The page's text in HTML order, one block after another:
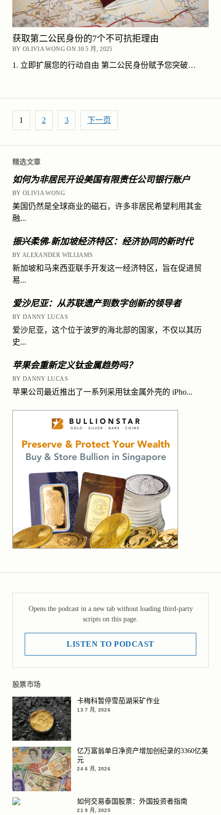
精选文章
如何为非居民开设美国有限责任公司银行账户
BY OLIVIA WONG
美国仍然是全球商业的磁石，许多非居民希望利用其金
融...
振兴柔佛-新加坡经济特区：经济协同的新时代
BY ALEXANDER WILLIAMS
新加坡和马来西亚联手开发这一经济特区，旨在促进贸
易...
爱沙尼亚：从苏联遗产到数字创新的领导者
BY DANNY LUCAS
爱沙尼亚，这个位于波罗的海北部的国家，不仅以其历
史...
苹果会重新定义钛金属趋势吗？
BY DANNY LUCAS
苹果公司最近推出了一系列采用钛金属外壳的 iPho...
获取第二公民身份的7个不可抗拒理由
BY OLIVIA WONG ON 30 5 月, 2025
1. 立即扩展您的行动自由 第二公民身份赋予您突破…
文章分页
1 2 3 下一页
Opens the podcast in a new tab without loading third-party
scripts on this page.
LISTEN TO PODCAST
股票市场
卡梅科暂停雪茄湖采矿作业
13 7 月, 2026
亿万富翁单日净资产增加创纪录的3360亿美
元
24 6 月, 2026
如何交易泰国股票：外国投资者指南
21 9 月, 2025